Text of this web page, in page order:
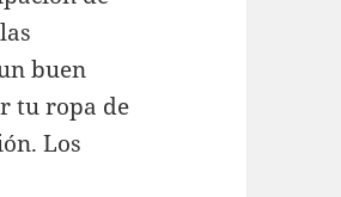
buen
tu ropa de
Los